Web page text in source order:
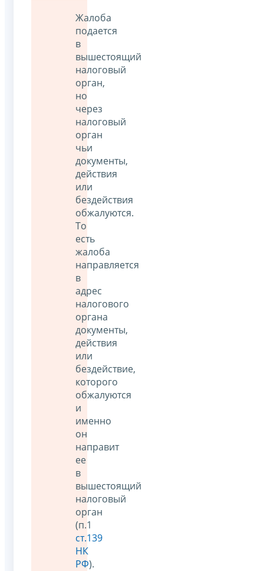
Жалоба
подается
в
вышестоящий
налоговый
орган,
но
через
налоговый
орган
чьи
документы,
действия
или
бездействия
обжалуются.
То
есть
жалоба
направляется
в
адрес
налогового
органа
документы,
действия
или
бездействие,
которого
обжалуются
и
именно
он
направит
ее
в
вышестоящий
налоговый
орган
(п.1
ст.139
НК
РФ).